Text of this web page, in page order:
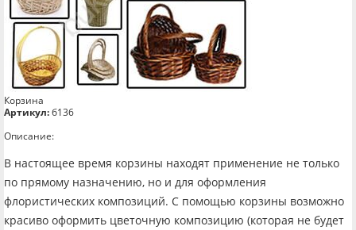
Корзина
Артикул:б136
Описание:
В настоящее время корзины находят применение не только
по прямому назначению, но и для оформления
флористических композиций. С помощью корзины возможно
красиво оформить цветочную композицию (которая не будет